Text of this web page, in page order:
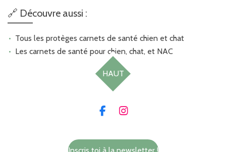
🔗 Découvre aussi :
Tous les protèges carnets de santé chien et chat
Les carnets de santé pour chien, chat, et NAC
HAUT
F
I
Inscris toi à la newsletter !